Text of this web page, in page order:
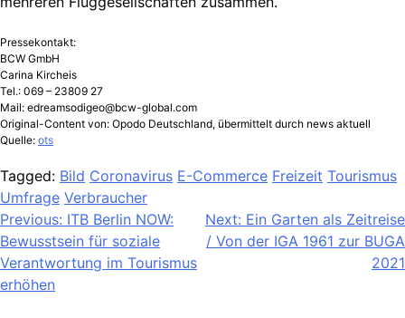
Pressekontakt:
BCW GmbH
Carina Kircheis
Tel.: 069 – 23809 27
Mail: edreamsodigeo@bcw-global.com
Original-Content von: Opodo Deutschland, übermittelt durch news aktuell
Quelle: ots
Tagged: Bild Coronavirus E-Commerce Freizeit Tourismus
Umfrage Verbraucher
Beitragsnavigation
Previous: ITB Berlin NOW:
Bewusstsein für soziale
Verantwortung im Tourismus
erhöhen
Next: Ein Garten als Zeitreise
/ Von der IGA 1961 zur BUGA
2021